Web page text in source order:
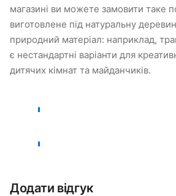
магазині ви можете замовити таке
виготовлене під натуральну
природний матеріал: наприклад,
є нестандартні варіанти для
дитячих кімнат та майданчиків.
Додати відгук